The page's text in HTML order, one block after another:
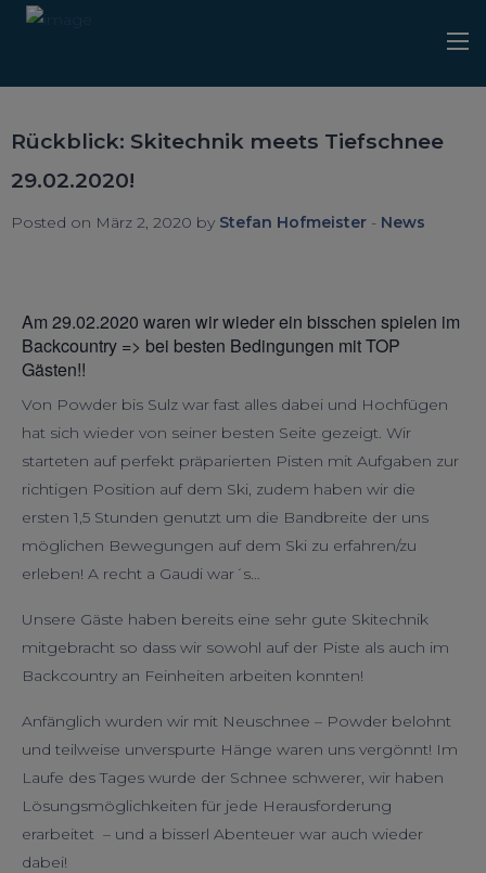
Rückblick: Skitechnik meets Tiefschnee
29.02.2020!
Posted on März 2, 2020 by Stefan Hofmeister - News
Am 29.02.2020 waren wir wieder ein bisschen spielen im
Backcountry => bei besten Bedingungen mit TOP
Gästen!!
Von Powder bis Sulz war fast alles dabei und Hochfügen
hat sich wieder von seiner besten Seite gezeigt. Wir
starteten auf perfekt präparierten Pisten mit Aufgaben zur
richtigen Position auf dem Ski, zudem haben wir die
ersten 1,5 Stunden genutzt um die Bandbreite der uns
möglichen Bewegungen auf dem Ski zu erfahren/zu
erleben! A recht a Gaudi war´s…
Unsere Gäste haben bereits eine sehr gute Skitechnik
mitgebracht so dass wir sowohl auf der Piste als auch im
Backcountry an Feinheiten arbeiten konnten!
Anfänglich wurden wir mit Neuschnee – Powder belohnt
und teilweise unverspurte Hänge waren uns vergönnt! Im
Laufe des Tages wurde der Schnee schwerer, wir haben
Lösungsmöglichkeiten für jede Herausforderung
erarbeitet – und a bisserl Abenteuer war auch wieder
dabei!